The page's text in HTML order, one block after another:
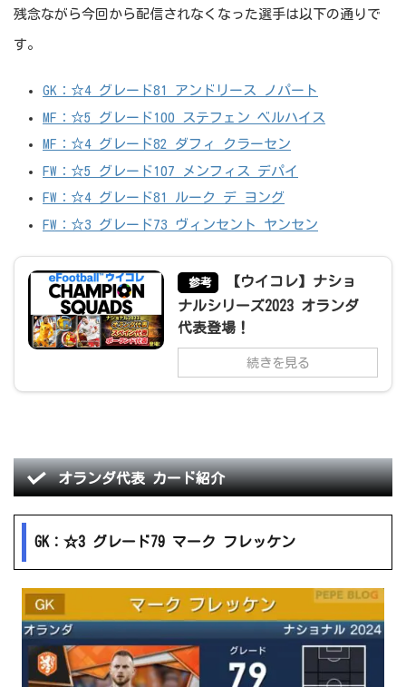
残念ながら今回から配信されなくなった選手は以下の通りで
す。
GK：☆4 グレード81 アンドリース ノパート
MF：☆5 グレード100 ステフェン ベルハイス
MF：☆4 グレード82 ダフィ クラーセン
FW：☆5 グレード107 メンフィス デパイ
FW：☆4 グレード81 ルーク デ ヨング
FW：☆3 グレード73 ヴィンセント ヤンセン
参考
【ウイコレ】ナショ
ナルシリーズ2023 オランダ
代表登場！
続きを見る
オランダ代表 カード紹介
GK：☆3 グレード79 マーク フレッケン